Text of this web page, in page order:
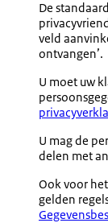
De
veld
ontvangen’.
U moet uw
U mag de
delen met
Ook voor
gelden